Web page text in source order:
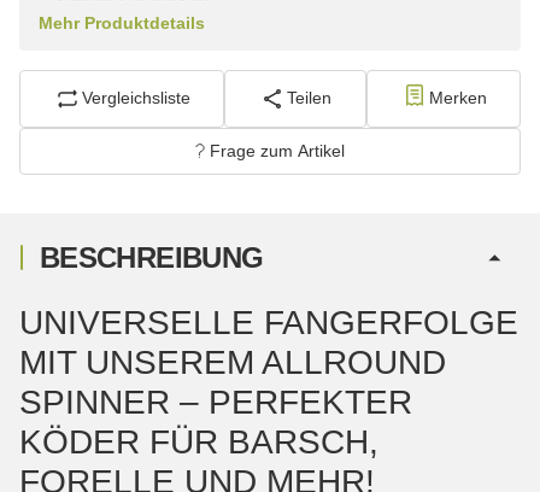
Mehr Produktdetails
Vergleichsliste Teilen Merken
Frage zum Artikel
BESCHREIBUNG
UNIVERSELLE FANGERFOLGE
MIT UNSEREM ALLROUND
SPINNER – PERFEKTER
KÖDER FÜR BARSCH,
FORELLE UND MEHR!